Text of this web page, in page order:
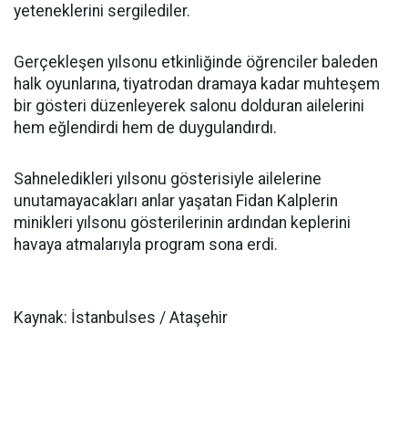
yeteneklerini sergilediler.
Gerçekleşen yılsonu etkinliğinde öğrenciler baleden
halk oyunlarına, tiyatrodan dramaya kadar muhteşem
bir gösteri düzenleyerek salonu dolduran ailelerini
hem eğlendirdi hem de duygulandırdı.
Sahneledikleri yılsonu gösterisiyle ailelerine
unutamayacakları anlar yaşatan Fidan Kalplerin
minikleri yılsonu gösterilerinin ardından keplerini
havaya atmalarıyla program sona erdi.
Kaynak: İstanbulses / Ataşehir